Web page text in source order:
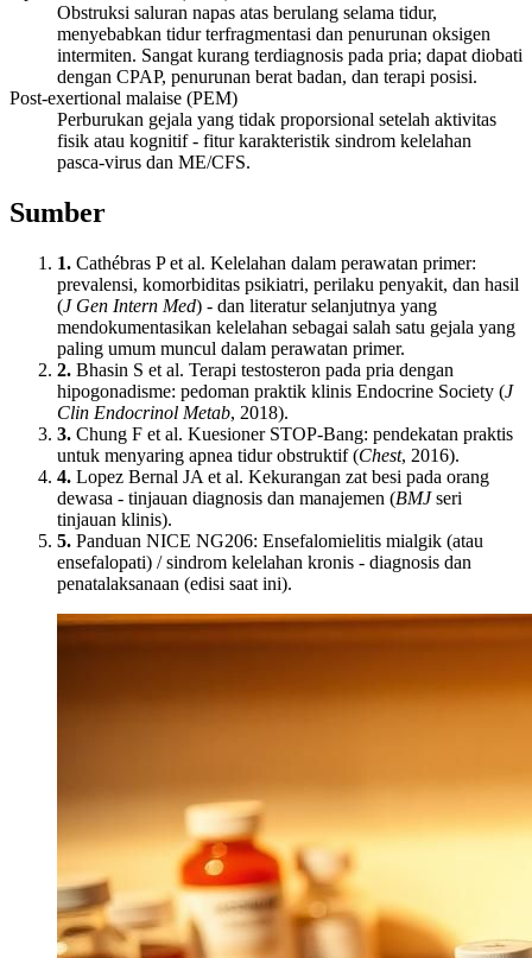
Obstruksi saluran napas atas berulang selama tidur,
menyebabkan tidur terfragmentasi dan penurunan oksigen
intermiten. Sangat kurang terdiagnosis pada pria; dapat diobati
dengan CPAP, penurunan berat badan, dan terapi posisi.
Post-exertional malaise (PEM)
Perburukan gejala yang tidak proporsional setelah aktivitas
fisik atau kognitif - fitur karakteristik sindrom kelelahan
pasca-virus dan ME/CFS.
Sumber
1. Cathébras P et al. Kelelahan dalam perawatan primer:
prevalensi, komorbiditas psikiatri, perilaku penyakit, dan hasil
(J Gen Intern Med) - dan literatur selanjutnya yang
mendokumentasikan kelelahan sebagai salah satu gejala yang
paling umum muncul dalam perawatan primer.
2. Bhasin S et al. Terapi testosteron pada pria dengan
hipogonadisme: pedoman praktik klinis Endocrine Society (J
Clin Endocrinol Metab, 2018).
3. Chung F et al. Kuesioner STOP-Bang: pendekatan praktis
untuk menyaring apnea tidur obstruktif (Chest, 2016).
4. Lopez Bernal JA et al. Kekurangan zat besi pada orang
dewasa - tinjauan diagnosis dan manajemen (BMJseri
tinjauan klinis).
5. Panduan NICE NG206: Ensefalomielitis mialgik (atau
ensefalopati) / sindrom kelelahan kronis - diagnosis dan
penatalaksanaan (edisi saat ini).